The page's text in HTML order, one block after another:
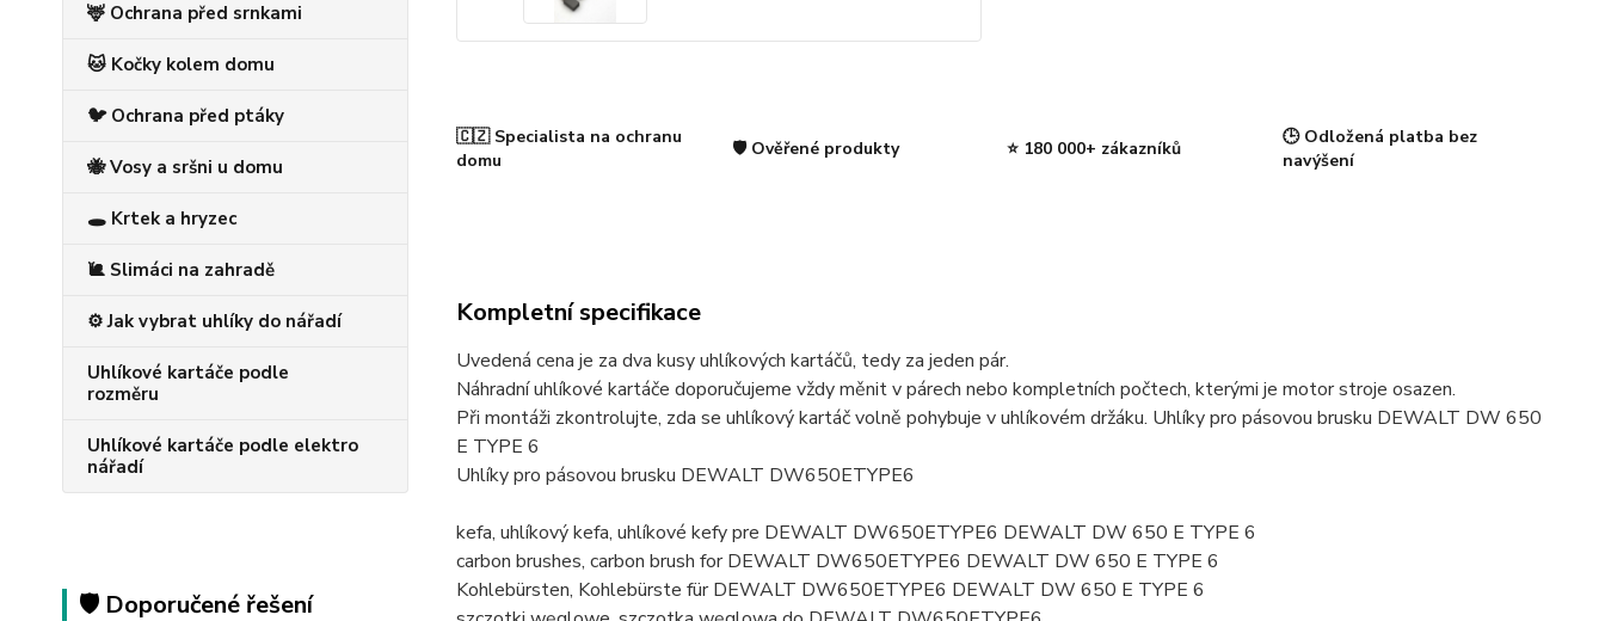
🦌 Ochrana před srnkami
🐱 Kočky kolem domu
🐦 Ochrana před ptáky
🐝 Vosy a sršni u domu
🕳️ Krtek a hryzec
🐌 Slimáci na zahradě
⚙️ Jak vybrat uhlíky do nářadí
Uhlíkové kartáče podle
rozměru
Uhlíkové kartáče podle elektro
nářadí
🛡️ Doporučené řešení
🇨🇿 Specialista na ochranu
domu
🛡️ Ověřené produkty ⭐ 180 000+ zákazníků
🕒 Odložená platba bez
navýšení
Kompletní specifikace
Uvedená cena je za dva kusy uhlíkových kartáčů, tedy za jeden pár.
Náhradní uhlíkové kartáče doporučujeme vždy měnit v párech nebo kompletních počtech, kterými je motor stroje osazen.
Při montáži zkontrolujte, zda se uhlíkový kartáč volně pohybuje v uhlíkovém držáku. Uhlíky pro pásovou brusku DEWALT DW 650
E TYPE 6
Uhlíky pro pásovou brusku DEWALT DW650ETYPE6
kefa, uhlíkový kefa, uhlíkové kefy pre DEWALT DW650ETYPE6 DEWALT DW 650 E TYPE 6
carbon brushes, carbon brush for DEWALT DW650ETYPE6 DEWALT DW 650 E TYPE 6
Kohlebürsten, Kohlebürste für DEWALT DW650ETYPE6 DEWALT DW 650 E TYPE 6